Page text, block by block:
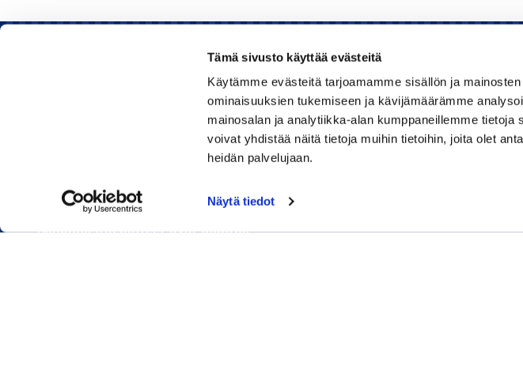
Tämä sivusto käyttää evästeitä
Käytämme evästeitä tarjoamamme sisällön ja
ominaisuuksien tukemiseen ja kävijämäärämme
mainosalan ja analytiikka-alan kumppaneillemme
voivat yhdistää näitä tietoja muihin tietoihin, joita olet
heidän palvelujaan.
Näytä tiedot
Rauman kauppakamari
Huom! Vientikaupan asiakirjoihin liittyvät kyselyt
040 1828 268(Heini Yli-Antola)
Sähköpostiosoitteet ovat muotoa
Kauppakamari
Koulutukset ja